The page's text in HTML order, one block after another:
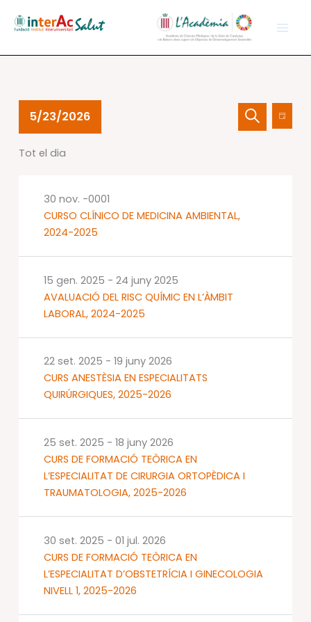
Esdeveniments
maig
Navegació
visualCercade
Dia
5/23/2026
una
Tot el dia
CURSO CLÍNICO DE MEDICINA AMBIENTAL,
2024-2025
30 nov. -0001
AVALUACIÓ DEL RISC QUÍMIC EN L’ÀMBIT
LABORAL, 2024-2025
15 gen. 2025 - 24 juny 2025
CURS ANESTÈSIA EN ESPECIALITATS
QUIRÚRGIQUES, 2025-2026
22 set. 2025 - 19 juny 2026
CURS DE FORMACIÓ TEÒRICA EN
L’ESPECIALITAT DE CIRURGIA ORTOPÈDICA I
TRAUMATOLOGIA, 2025-2026
25 set. 2025 - 18 juny 2026
CURS DE FORMACIÓ TEÒRICA EN
L’ESPECIALITAT D’OBSTETRÍCIA I GINECOLOGIA
NIVELL 1, 2025-2026
30 set. 2025 - 01 jul. 2026